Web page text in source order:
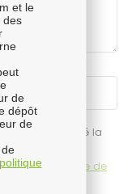
ont pour finalité la
davantage
données et
notre
Politique de
et le
des
de
dépôt
de
politique